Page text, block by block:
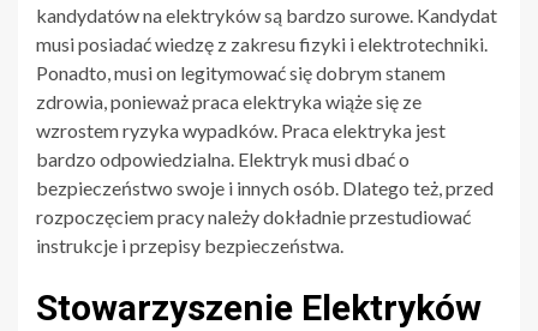
kandydatów na elektryków są bardzo surowe. Kandydat
musi posiadać wiedzę z zakresu fizyki i elektrotechniki.
Ponadto, musi on legitymować się dobrym stanem
zdrowia, ponieważ praca elektryka wiąże się ze
wzrostem ryzyka wypadków. Praca elektryka jest
bardzo odpowiedzialna. Elektryk musi dbać o
bezpieczeństwo swoje i innych osób. Dlatego też, przed
rozpoczęciem pracy należy dokładnie przestudiować
instrukcje i przepisy bezpieczeństwa.
Stowarzyszenie Elektryków